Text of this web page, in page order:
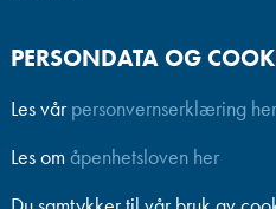
PERSONDATA OG
Les vår personvernserklæring her
Les om åpenhetsloven her